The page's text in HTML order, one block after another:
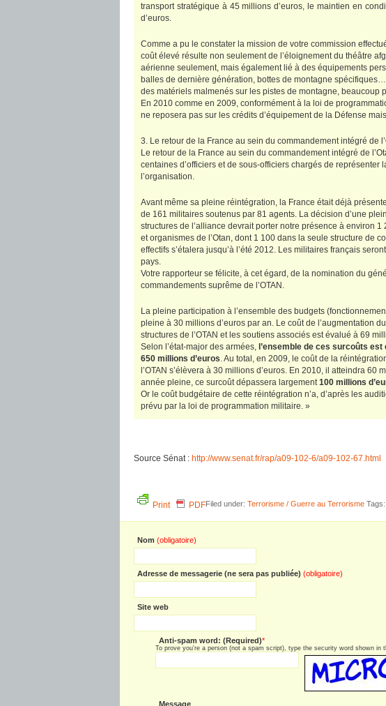
transport stratégique à 45 millions d’euros, le maintien en
d’euros.
Comme a pu le constater la mission de votre commission
coût élevé résulte non seulement de l’éloignement du théâtre
aérienne seulement, mais également lié à des équipements
balles de dernière génération, bottes de montagne
des matériels malmenés sur les pistes de montagne, beaucoup
En 2010 comme en 2009, conformément à la loi de
ne reposera pas sur les crédits d’équipement de la Défense
3. Le retour de la France au sein du commandement intégré de
Le retour de la France au sein du commandement intégré de
centaines d’officiers et de sous-officiers chargés de représenter
l’organisation.
Avant même sa pleine réintégration, la France était déjà
de 161 militaires soutenus par 81 agents. La décision d’une
structures de l’alliance devrait porter notre présence à environ
et organismes de l’Otan, dont 1 100 dans la seule structure de
effectifs s’étalera jusqu’à l’été 2012. Les militaires français
pays.
Votre rapporteur se félicite, à cet égard, de la nomination du
commandements suprême de l’OTAN.
La pleine participation à l’ensemble des budgets
pleine à 30 millions d’euros par an. Le coût de l’augmentation
structures de l’OTAN et les soutiens associés est évalué à 69
Selon l’état-major des armées, l’ensemble de ces surcoûts
650 millions d’euros. Au total, en 2009, le coût de la
l’OTAN s’élèvera à 30 millions d’euros. En 2010, il atteindra 60
année pleine, ce surcoût dépassera largement100 millions
Or le coût budgétaire de cette réintégration n’a, d’après les
prévu par la loi de programmation militaire. »
Source Sénat : http://www.senat.fr/rap/a09-102-6/a09-102-67.html
Print PDFFiled under: Terrorisme / Guerre au Terrorisme Tags:
Nom (obligatoire)
Adresse de messagerie (ne sera pas publiée) (obligatoire)
Site web
Anti-spam word: (Required)*
To prove you're a person (not a spam script), type the security word shown
Message